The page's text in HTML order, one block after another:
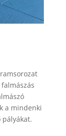
a mindenki